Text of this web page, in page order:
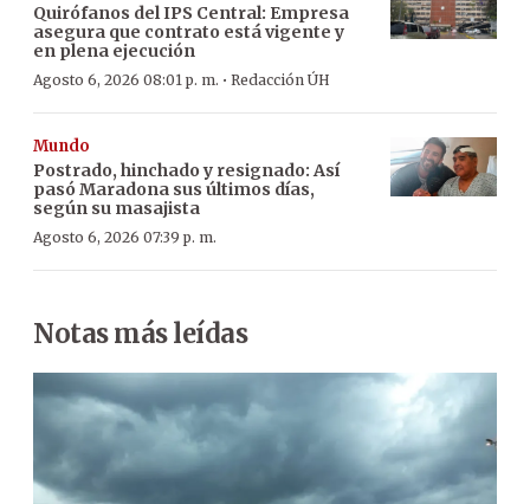
Quirófanos del IPS Central: Empresa
asegura que contrato está vigente y
en plena ejecución
Agosto 6, 2026 08:01 p. m. · Redacción ÚH
Mundo
Postrado, hinchado y resignado: Así
pasó Maradona sus últimos días,
según su masajista
Agosto 6, 2026 07:39 p. m.
Notas más leídas